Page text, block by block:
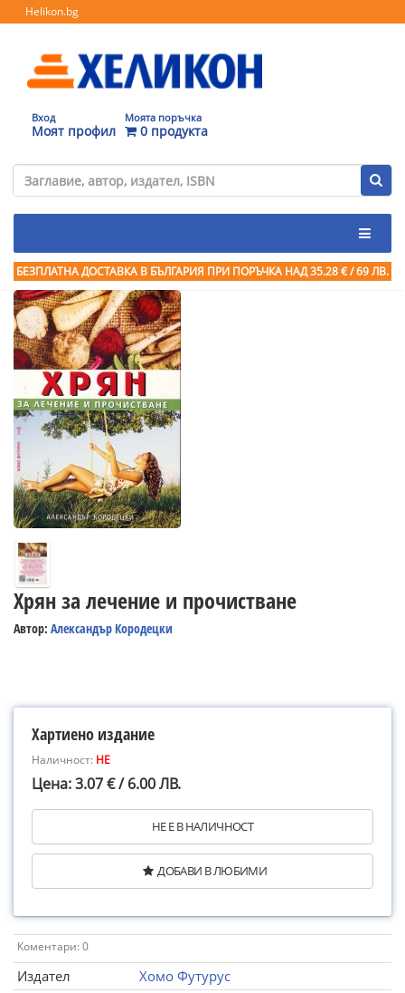
Helikon.bg
Вход
Моят профил
Моята поръчка
0 продукта
БЕЗПЛАТНА ДОСТАВКА В БЪЛГАРИЯ ПРИ ПОРЪЧКА НАД 35.28 € / 69 ЛВ.
Хрян за лечение и прочистване
Автор: Александър Кородецки
Хартиено издание
Наличност: НЕ
Цена: 3.07 € / 6.00 ЛВ.
НЕ Е В НАЛИЧНОСТ
ДОБАВИ В ЛЮБИМИ
Коментари: 0
Издател
Хомо Футурус